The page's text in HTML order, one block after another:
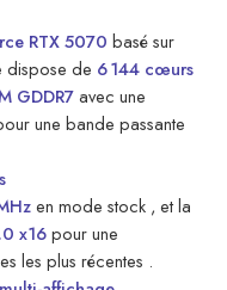
RTX 5070 basé sur
dispose de 6 144 cœurs
GDDR7avec une
une bande passante
en mode stock , et la
x16pour une
les plus récentes .